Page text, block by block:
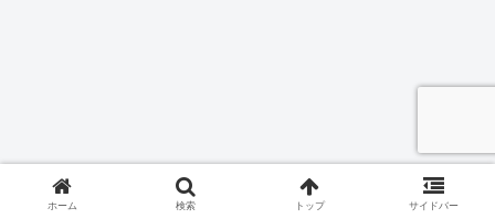
ホーム 検索 トップ サイドバー